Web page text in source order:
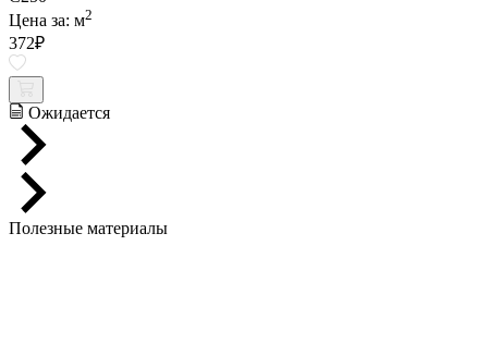
Цена за: м2
372₽
Ожидается
Полезные материалы